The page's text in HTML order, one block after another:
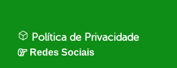
Política de Privacidade
Redes Sociais